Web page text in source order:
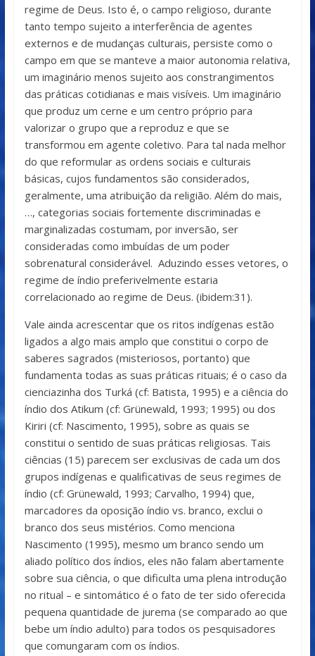
regime de Deus. Isto é, o campo religioso, durante
tanto tempo sujeito a interferência de agentes
externos e de mudanças culturais, persiste como o
campo em que se manteve a maior autonomia relativa,
um imaginário menos sujeito aos constrangimentos
das práticas cotidianas e mais visíveis. Um imaginário
que produz um cerne e um centro próprio para
valorizar o grupo que a reproduz e que se
transformou em agente coletivo. Para tal nada melhor
do que reformular as ordens sociais e culturais
básicas, cujos fundamentos são considerados,
geralmente, uma atribuição da religião. Além do mais,
…, categorias sociais fortemente discriminadas e
marginalizadas costumam, por inversão, ser
consideradas como imbuídas de um poder
sobrenatural considerável. Aduzindo esses vetores, o
regime de índio preferivelmente estaria
correlacionado ao regime de Deus. (ibidem:31).
Vale ainda acrescentar que os ritos indígenas estão
ligados a algo mais amplo que constitui o corpo de
saberes sagrados (misteriosos, portanto) que
fundamenta todas as suas práticas rituais; é o caso da
cienciazinha dos Turká (cf: Batista, 1995) e a ciência do
índio dos Atikum (cf: Grünewald, 1993; 1995) ou dos
Kiriri (cf: Nascimento, 1995), sobre as quais se
constitui o sentido de suas práticas religiosas. Tais
ciências (15) parecem ser exclusivas de cada um dos
grupos indígenas e qualificativas de seus regimes de
índio (cf: Grünewald, 1993; Carvalho, 1994) que,
marcadores da oposição índio vs. branco, exclui o
branco dos seus mistérios. Como menciona
Nascimento (1995), mesmo um branco sendo um
aliado político dos índios, eles não falam abertamente
sobre sua ciência, o que dificulta uma plena introdução
no ritual – e sintomático é o fato de ter sido oferecida
pequena quantidade de jurema (se comparado ao que
bebe um índio adulto) para todos os pesquisadores
que comungaram com os índios.